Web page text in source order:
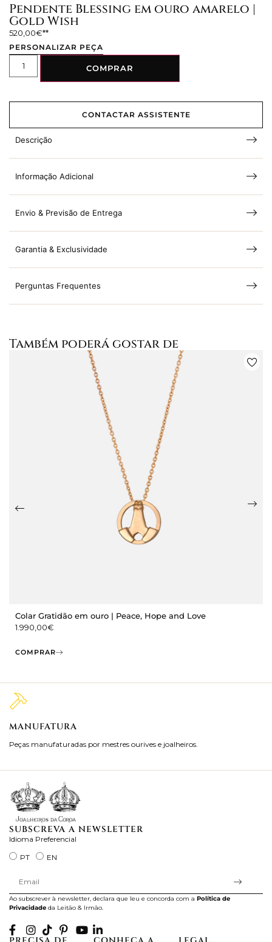
Pendente Blessing em ouro amarelo |
Gold Wish
520,00€
PERSONALIZAR PEÇA
COMPRAR
CONTACTAR ASSISTENTE
Descrição
Informação Adicional
Envio & Previsão de Entrega
Garantia & Exclusividade
Perguntas Frequentes
Também poderá gostar de
Colar Gratidão em ouro | Peace, Hope and Love
1.990,00€
COMPRAR
MANUFATURA
Peças manufaturadas por mestres ourives e joalheiros.
SUBSCREVA A NEWSLETTER
Idioma Preferencial
PT
EN
Ao subscrever à newsletter, declara que leu e concorda com a Política de
Privacidade da Leitão & Irmão.